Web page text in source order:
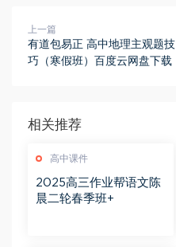
上一篇
有道包易正 高中地理主观题技
巧（寒假班）百度云网盘下载
相关推荐
高中课件
2025高三作业帮语文陈
晨二轮春季班+